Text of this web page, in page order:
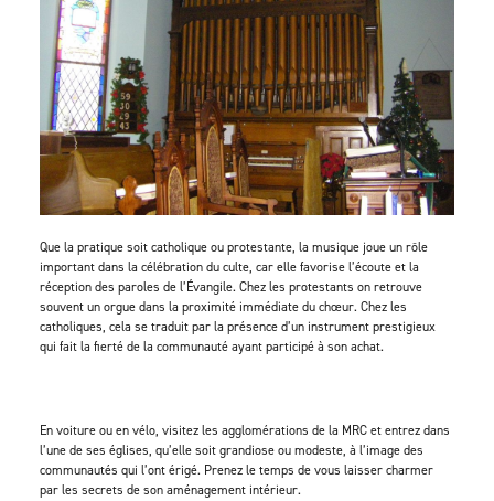
Que la pratique soit catholique ou protestante, la musique joue un rôle
important dans la célébration du culte, car elle favorise l’écoute et la
réception des paroles de l’Évangile. Chez les protestants on retrouve
souvent un orgue dans la proximité immédiate du chœur. Chez les
catholiques, cela se traduit par la présence d’un instrument prestigieux
qui fait la fierté de la communauté ayant participé à son achat.
En voiture ou en vélo, visitez les agglomérations de la MRC et entrez dans
l’une de ses églises, qu’elle soit grandiose ou modeste, à l’image des
communautés qui l’ont érigé. Prenez le temps de vous laisser charmer
par les secrets de son aménagement intérieur.